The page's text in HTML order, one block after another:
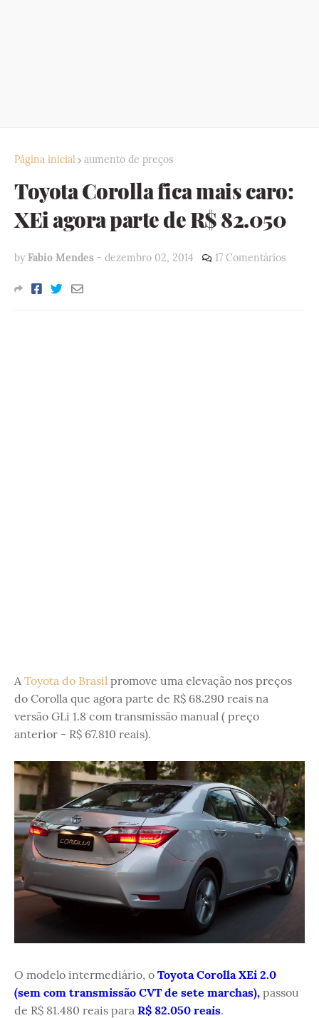
Página inicial aumento de preços
Toyota Corolla fica mais caro:
XEi agora parte de R$ 82.050
by Fabio Mendes - dezembro 02, 2014 17 Comentários
A Toyota do Brasil promove uma elevação nos preços
do Corolla que agora parte de R$ 68.290 reais na
versão GLi 1.8 com transmissão manual ( preço
anterior - R$ 67.810 reais).
O modelo intermediário, o Toyota Corolla XEi 2.0
(sem com transmissão CVT de sete marchas), passou
de R$ 81.480 reais para R$ 82.050 reais.